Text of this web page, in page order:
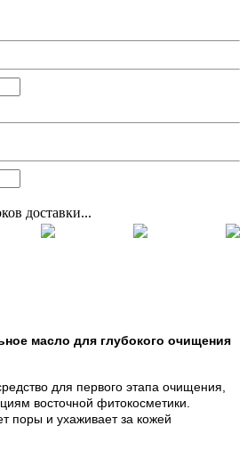
доставки...
масло для глубокого очищения
для первого этапа очищения,
восточной фитокосметики.
поры и ухаживает за кожей